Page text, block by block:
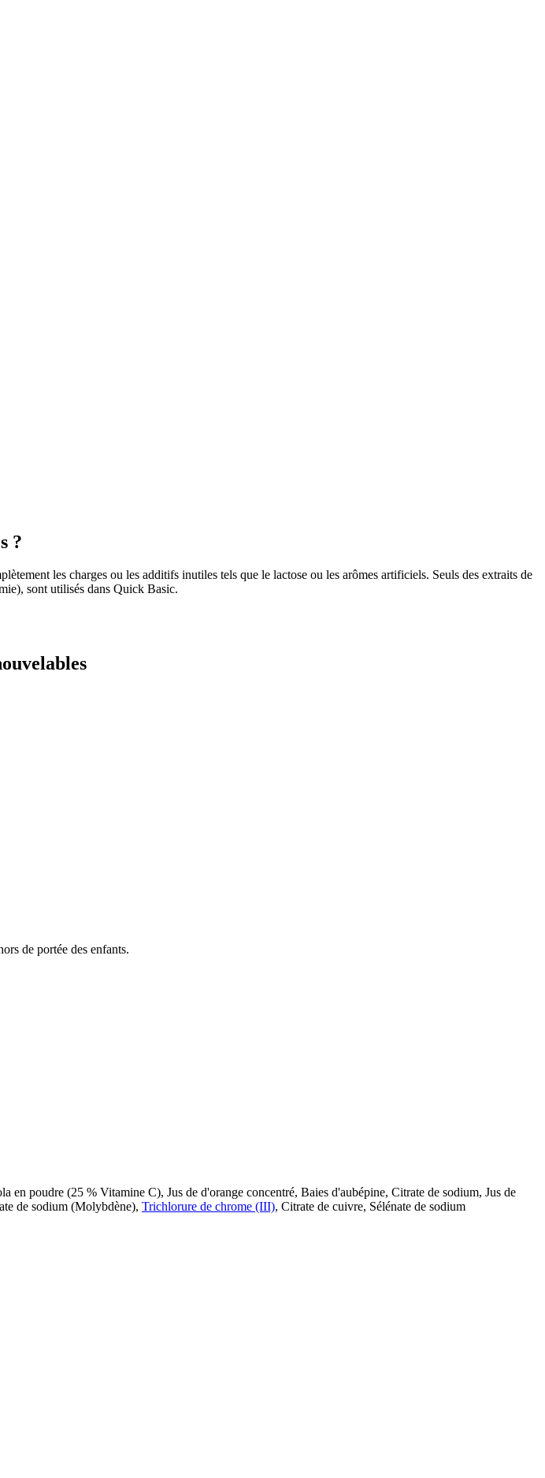
?
les charges ou les additifs inutiles tels que le lactose ou les arômes artificiels. Seuls des extraits de
sont utilisés dans Quick Basic.
de portée des enfants.
en poudre (25 % Vitamine C), Jus de d'orange concentré, Baies d'aubépine, Citrate de sodium, Jus de
de sodium (Molybdène), Trichlorure de chrome (III), Citrate de cuivre, Sélénate de sodium